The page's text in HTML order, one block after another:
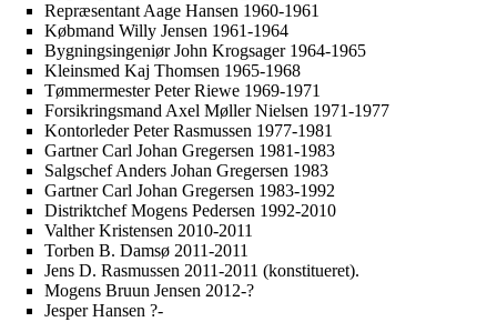
Repræsentant Aage Hansen 1960-1961
Købmand Willy Jensen 1961-1964
Bygningsingeniør John Krogsager 1964-1965
Kleinsmed Kaj Thomsen 1965-1968
Tømmermester Peter Riewe 1969-1971
Forsikringsmand Axel Møller Nielsen 1971-1977
Kontorleder Peter Rasmussen 1977-1981
Gartner Carl Johan Gregersen 1981-1983
Salgschef Anders Johan Gregersen 1983
Gartner Carl Johan Gregersen 1983-1992
Distriktchef Mogens Pedersen 1992-2010
Valther Kristensen 2010-2011
Torben B. Damsø 2011-2011
Jens D. Rasmussen 2011-2011 (konstitueret).
Mogens Bruun Jensen 2012-?
Jesper Hansen ?-